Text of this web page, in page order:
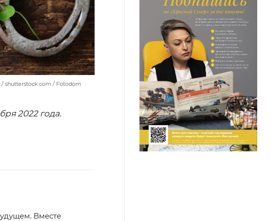
/ shutterstock.com / Fotodom
2022 года.
Вместе